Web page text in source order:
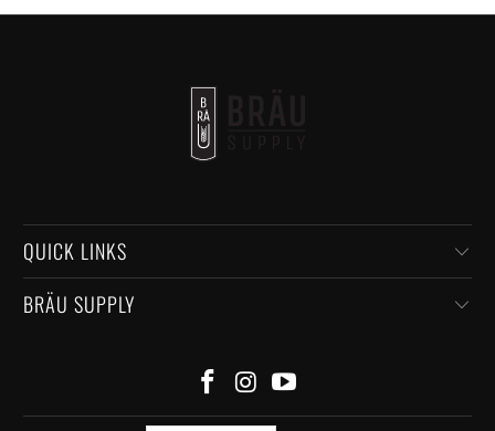
QUICK LINKS
BRÄU SUPPLY